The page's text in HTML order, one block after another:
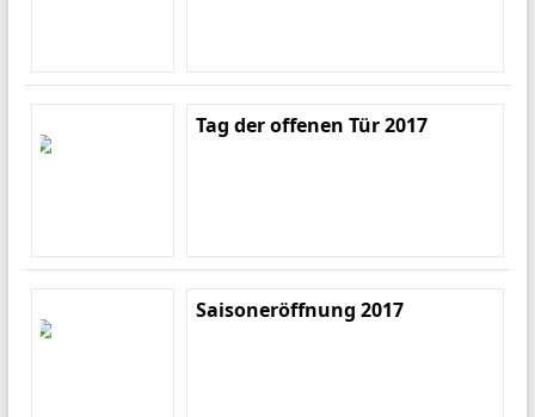
Tag der offenen Tür 2017
Saisoneröffnung 2017